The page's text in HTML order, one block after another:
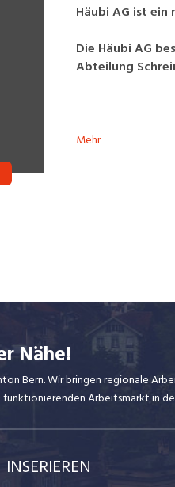
Häubi AG ist
Die Häubi AG
Abteilung
Mehr
Nähe!
Bern. Wir bringen regionale
Arbeitsmarkt in
INSERIEREN